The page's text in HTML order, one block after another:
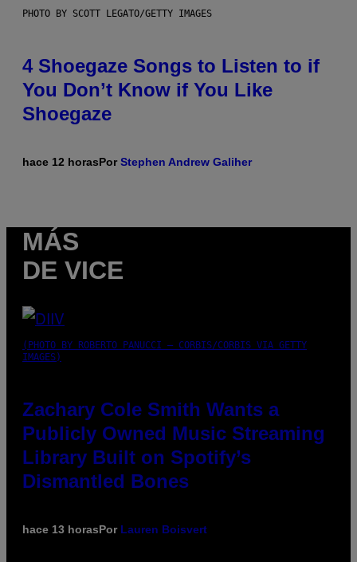
PHOTO BY SCOTT LEGATO/GETTY IMAGES
4 Shoegaze Songs to Listen to if
You Don’t Know if You Like
Shoegaze
hace 12 horasPorStephen Andrew Galiher
MÁS
DE VICE
(PHOTO BY ROBERTO PANUCCI – CORBIS/CORBIS VIA GETTY
IMAGES)
Zachary Cole Smith Wants a
Publicly Owned Music Streaming
Library Built on Spotify’s
Dismantled Bones
hace 13 horasPor Lauren Boisvert